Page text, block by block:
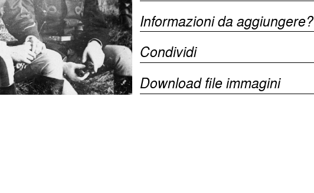
Informazioni da aggiungere?
Condividi
Download file immagini